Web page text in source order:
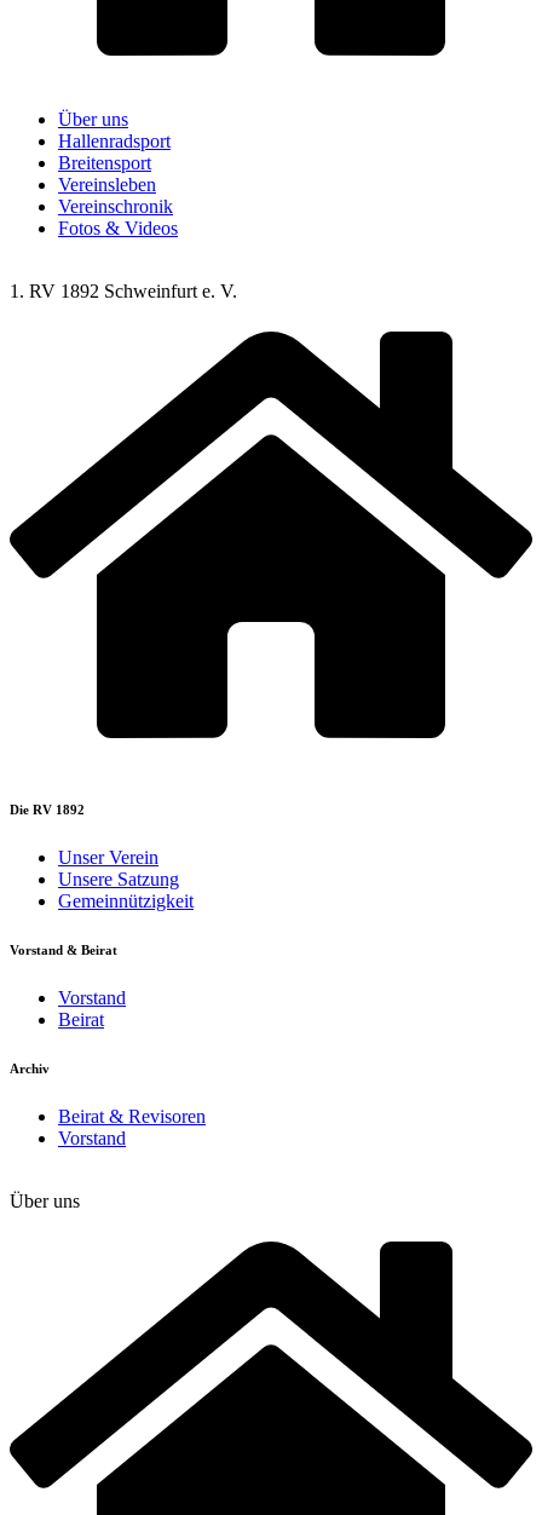
Über uns
Hallenradsport
Breitensport
Vereinsleben
Vereinschronik
Fotos & Videos
1. RV 1892 Schweinfurt e. V.
Die RV 1892
Unser Verein
Unsere Satzung
Gemeinnützigkeit
Vorstand & Beirat
Vorstand
Beirat
Archiv
Beirat & Revisoren
Vorstand
Über uns